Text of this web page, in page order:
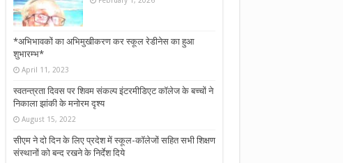
*अभिभावकों का अभिमुखीकरण कर स्कूल रेडीनेस का हुआ
शुभारम्भ*
April 11, 2023
स्वतन्त्रता दिवस पर शिवम संकल्प इंटरमीडिएट कॉलेज के बच्चों ने
निकाला झांकी के मनोरम दृश्य
August 15, 2022
सीएम ने दो दिन के लिए प्रदेश में स्कूल-कॉलेजों सहित सभी शिक्षण
संस्थानों को बन्द रखने के निर्देश दिये